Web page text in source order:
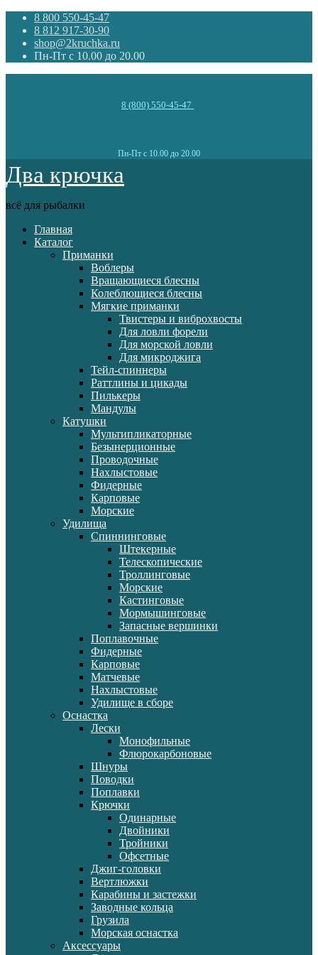
8 800 550-45-47
8 812 917-30-90
shop@2kruchka.ru
Пн-Пт с 10.00 до 20.00
8 (800) 550-45-47
Пн-Пт с 10.00 до 20.00
Два крючка
всё для рыбалки
Главная
Каталог
Приманки
Воблеры
Вращающиеся блесны
Колеблющиеся блесны
Мягкие приманки
Твистеры и виброхвосты
Для ловли форели
Для морской ловли
Для микроджига
Тейл-спиннеры
Раттлины и цикады
Пилькеры
Мандулы
Катушки
Мультипликаторные
Безынерционные
Проводочные
Нахлыстовые
Фидерные
Карповые
Морские
Удилища
Спиннинговые
Штекерные
Телескопические
Троллинговые
Морские
Кастинговые
Мормышинговые
Запасные вершинки
Поплавочные
Фидерные
Карповые
Матчевые
Нахлыстовые
Удилище в сборе
Оснастка
Лески
Монофильные
Флюрокарбоновые
Шнуры
Поводки
Поплавки
Крючки
Одинарные
Двойники
Тройники
Офсетные
Джиг-головки
Вертлюжки
Карабины и застежки
Заводные кольца
Грузила
Морская оснастка
Аксессуары